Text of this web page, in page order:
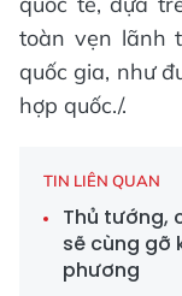
toàn vẹn lãnh
quốc gia, như
hợp quốc./.
TIN LIÊN QUAN
Thủ tướng,
sẽ cùng gỡ
phương